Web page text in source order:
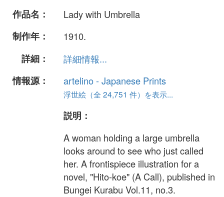
作品名：
Lady with Umbrella
制作年：
1910.
詳細：
詳細情報...
情報源：
artelino - Japanese Prints
浮世絵（全 24,751 件）を表示...
説明：
A woman holding a large umbrella
looks around to see who just called
her. A frontispiece illustration for a
novel, "Hito-koe" (A Call), published in
Bungei Kurabu Vol.11, no.3.